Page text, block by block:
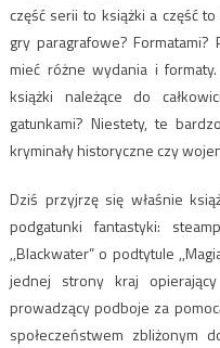
część serii to książki a część
gry paragrafowe?
mieć różne wydania i
książki należące do
gatunkami? Niestety, te
kryminały historyczne czy
Dziś przyjrzę się właśnie
podgatunki fantastyki:
,,Blackwater” o podtytule
jednej strony kraj
prowadzący podboje za
społeczeństwem zbliżonym